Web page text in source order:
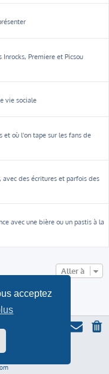
acceptez
Premiere et Picsou
vie sociale
et où l'on tape sur les fans de
avec des écritures et parfois des
avec une bière ou un pastis à la
Aller à
Style par
par Serieall.